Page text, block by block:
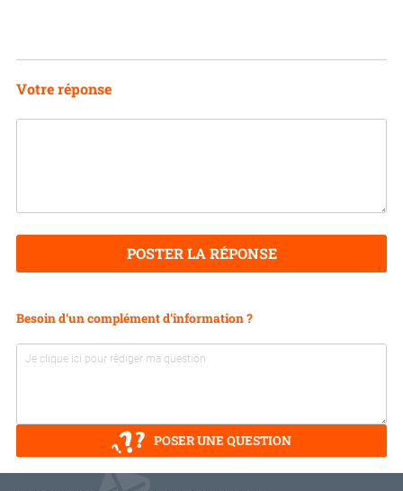
Votre réponse
POSTER LA RÉPONSE
Besoin d'un complément d'information ?
POSER UNE QUESTION